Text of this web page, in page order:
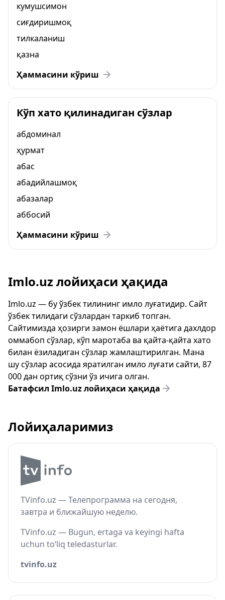
кумушсимон
сиғдиришмоқ
тилкаланиш
қазна
Ҳаммасини кўриш
Кўп хато қилинадиган сўзлар
абдоминал
ҳурмат
абас
абадийлашмоқ
абазалар
аббосий
Ҳаммасини кўриш
Imlo.uz лойиҳаси ҳақида
Imlo.uz — бу ўзбек тилининг имло луғатидир. Сайт
ўзбек тилидаги сўзлардан таркиб топган.
Сайтимизда ҳозирги замон ёшлари ҳаётига дахлдор
оммабоп сўзлар, кўп маротаба ва қайта-қайта хато
билан ёзиладиган сўзлар жамлаштирилган. Мана
шу сўзлар асосида яратилган имло луғати сайти, 87
000 дан ортиқ сўзни ўз ичига олган.
Батафсил Imlo.uz лойиҳаси ҳақида
Лойиҳаларимиз
TVinfo.uz — Телепрограмма на сегодня,
завтра и ближайшую неделю.
TVinfo.uz — Bugun, ertaga va keyingi hafta
uchun to‘liq teledasturlar.
tvinfo.uz